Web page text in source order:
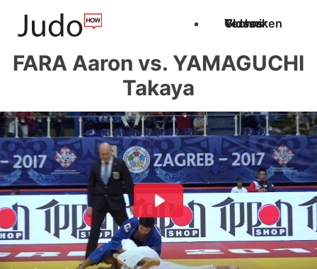
Techniken
Videos
Glossar
FARA Aaron vs. YAMAGUCHI
Takaya